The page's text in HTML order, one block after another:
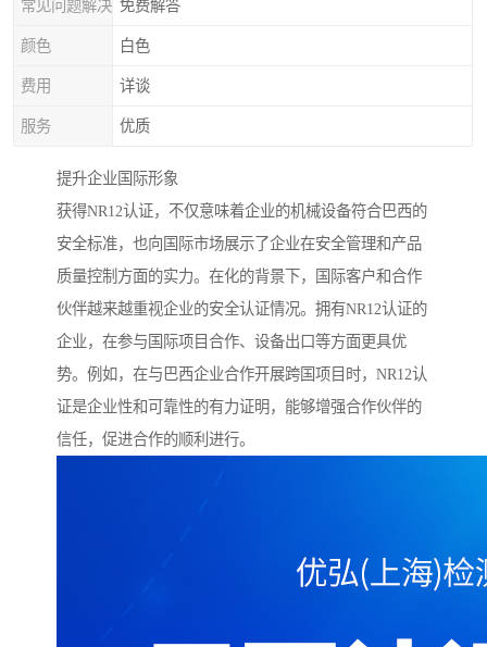
常见问题解决 免费解答
颜色 白色
费用 详谈
服务 优质
提升企业国际形象
获得NR12认证，不仅意味着企业的机械设备符合巴西的
安全标准，也向国际市场展示了企业在安全管理和产品
质量控制方面的实力。在化的背景下，国际客户和合作
伙伴越来越重视企业的安全认证情况。拥有NR12认证的
企业，在参与国际项目合作、设备出口等方面更具优
势。例如，在与巴西企业合作开展跨国项目时，NR12认
证是企业性和可靠性的有力证明，能够增强合作伙伴的
信任，促进合作的顺利进行。